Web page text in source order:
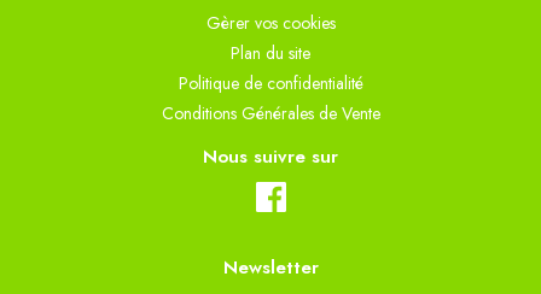
Gèrer vos cookies
Plan du site
Politique de confidentialité
Conditions Générales de Vente
Nous suivre sur
Newsletter